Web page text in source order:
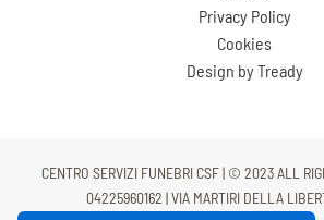
Privacy Policy
Cookies
Design by Tready
CENTRO SERVIZI FUNEBRI CSF | © 2023 ALL
04225960162 | VIA MARTIRI DELLA